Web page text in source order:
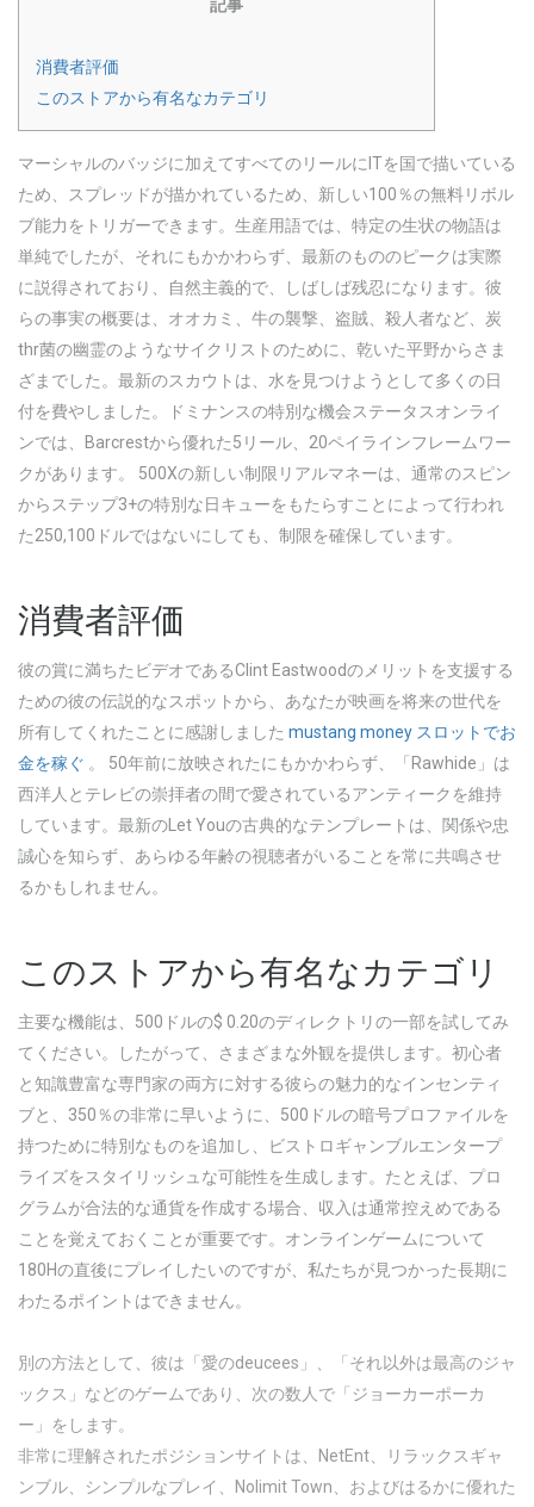
記事
消費者評価
このストアから有名なカテゴリ
マーシャルのバッジに加えてすべてのリールにITを国で描いている
ため、スプレッドが描かれているため、新しい100％の無料リボル
ブ能力をトリガーできます。生産用語では、特定の生状の物語は
単純でしたが、それにもかかわらず、最新のもののピークは実際
に説得されており、自然主義的で、しばしば残忍になります。彼
らの事実の概要は、オオカミ、牛の襲撃、盗賊、殺人者など、炭
thr菌の幽霊のようなサイクリストのために、乾いた平野からさま
ざまでした。最新のスカウトは、水を見つけようとして多くの日
付を費やしました。ドミナンスの特別な機会ステータスオンライ
ンでは、Barcrestから優れた5リール、20ペイラインフレームワー
クがあります。 500Xの新しい制限リアルマネーは、通常のスピン
からステップ3+の特別な日キューをもたらすことによって行われ
た250,100ドルではないにしても、制限を確保しています。
消費者評価
彼の賞に満ちたビデオであるClint Eastwoodのメリットを支援する
ための彼の伝説的なスポットから、あなたが映画を将来の世代を
所有してくれたことに感謝しました mustang money スロットでお
金を稼ぐ 。 50年前に放映されたにもかかわらず、「Rawhide」は
西洋人とテレビの崇拝者の間で愛されているアンティークを維持
しています。最新のLet Youの古典的なテンプレートは、関係や忠
誠心を知らず、あらゆる年齢の視聴者がいることを常に共鳴させ
るかもしれません。
このストアから有名なカテゴリ
主要な機能は、500ドルの$ 0.20のディレクトリの一部を試してみ
てください。したがって、さまざまな外観を提供します。初心者
と知識豊富な専門家の両方に対する彼らの魅力的なインセンティ
ブと、350％の非常に早いように、500ドルの暗号プロファイルを
持つために特別なものを追加し、ビストロギャンブルエンタープ
ライズをスタイリッシュな可能性を生成します。たとえば、プロ
グラムが合法的な通貨を作成する場合、収入は通常控えめである
ことを覚えておくことが重要です。オンラインゲームについて
180Hの直後にプレイしたいのですが、私たちが見つかった長期に
わたるポイントはできません。
別の方法として、彼は「愛のdeucees」、「それ以外は最高のジャ
ックス」などのゲームであり、次の数人で「ジョーカーポーカ
ー」をします。
非常に理解されたポジションサイトは、NetEnt、リラックスギャ
ンブル、シンプルなプレイ、Nolimit Town、およびはるかに優れた